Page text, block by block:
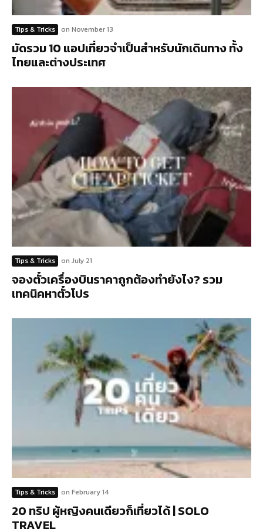
Tips & Tricks on November 13
มัดรวม 10 แอปเที่ยวจำเป็นสำหรับนักเดินทาง ทั้ง
ไทยและต่างประเทศ
Tips & Tricks on July 21
จองตั๋วเครื่องบินราคาถูกต้องทำยังไง? รวม
เทคนิคหาตั๋วโปร
Tips & Tricks on February 14
20 ทริป ผู้หญิงคนเดียวก็เที่ยวได้ | SOLO
TRAVEL